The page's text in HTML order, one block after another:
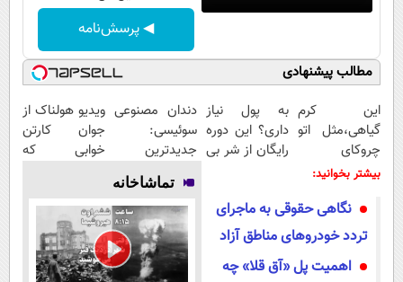
◀ پرسش‌نامه
مطالب پیشنهادی
این کرم
گیاهی،مثل اتو
چروکای
پوستتوصاف
به پول نیاز
داری؟ این دوره
رایگان از شر بی
دندان مصنوعی
سوئیسی:
جدیدترین
فناوری اروپا،
سبک و مقاوم |
پرداخت قسطی
ویدیو هولناک از
جوان کارتن
خوابی که
بیشتر بخوانید:
نگاهی حقوقی به ماجرای
تردد خودروهای مناطق آزاد
اهمیت پل «آق قلا» چه
تماشاخانه